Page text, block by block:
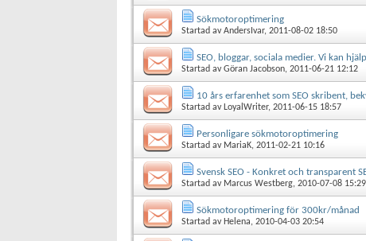
Sökmotoroptimering
Startad avAndersIvar, 2011-08-02 18:50
SEO, bloggar, sociala medier. Vi kan
Startad avGöran Jacobson, 2011-06-21 12:12
10 års erfarenhet som SEO skribent,
Startad av LoyalWriter, 2011-06-15 18:57
Personligare sökmotoroptimering
Startad av MariaK, 2011-02-21 10:16
Svensk SEO - Konkret och transparent
Startad av Marcus Westberg, 2010-07-08 15:29
Sökmotoroptimering för 300kr/månad
Startad av Helena, 2010-04-03 20:54